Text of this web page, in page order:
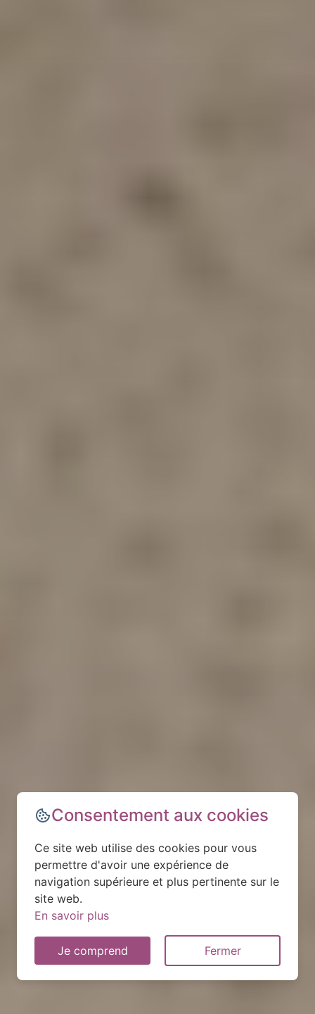
Consentement aux cookies
Ce site web utilise des cookies pour vous
permettre d'avoir une expérience de
navigation supérieure et plus pertinente sur le
site web.
En savoir plus
Je comprend Fermer